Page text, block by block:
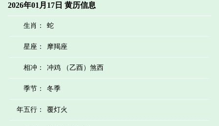
2026年01月17日 黄历信息
生肖： 蛇
星座： 摩羯座
相冲： 冲鸡 （乙酉）煞西
季节： 冬季
年五行： 覆灯火